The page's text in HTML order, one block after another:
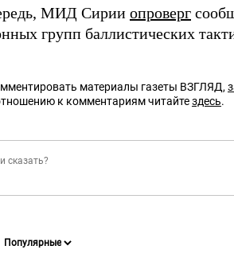
МИД Сирии опроверг
групп баллистических
материалы газеты ВЗГЛЯД,
к комментариям читайтездесь.